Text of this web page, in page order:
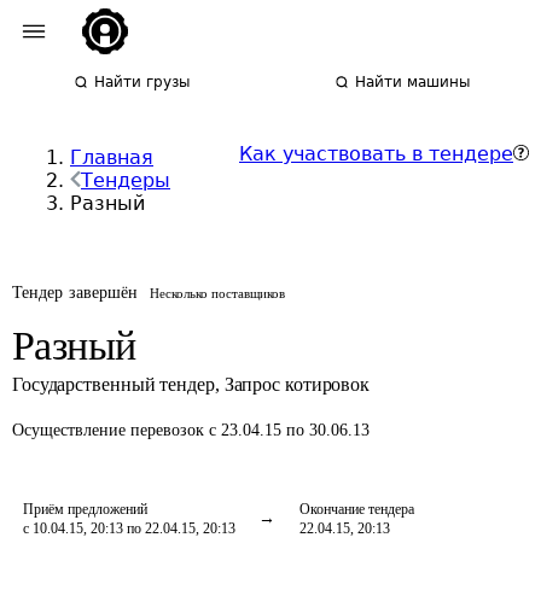
Найти грузы Найти машины
Главная
Тендеры
Разный
Как участвовать в тендере
Тендер завершён Несколько поставщиков
Разный
Государственный тендер, Запрос котировок
Осуществление перевозок с 23.04.15 по 30.06.13
Приём предложений
с 10.04.15, 20:13 по 22.04.15, 20:13
Окончание тендера
22.04.15, 20:13